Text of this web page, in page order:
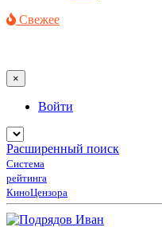
Свежее
×
Войти
Расширенный поиск
Система
рейтинга
КиноЦензора